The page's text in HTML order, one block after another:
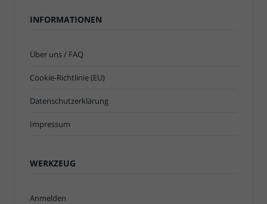
INFORMATIONEN
Über uns / FAQ
Cookie-Richtlinie (EU)
Datenschutzerklärung
Impressum
WERKZEUG
Anmelden